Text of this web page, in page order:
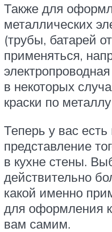
Также для
металлических
(трубы, батарей
применяться,
в некоторых
краски по
Теперь у вас есть
представление
в кухне стены.
действительно
какой именно
для оформления
вам самим.